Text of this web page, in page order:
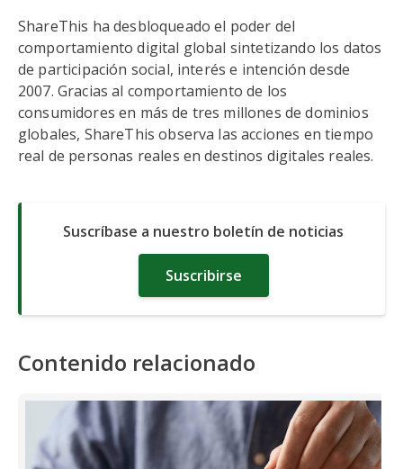
ShareThis ha desbloqueado el poder del
comportamiento digital global sintetizando los datos
de participación social, interés e intención desde
2007. Gracias al comportamiento de los
consumidores en más de tres millones de dominios
globales, ShareThis observa las acciones en tiempo
real de personas reales en destinos digitales reales.
Suscríbase a nuestro boletín de noticias
Suscribirse
Contenido relacionado